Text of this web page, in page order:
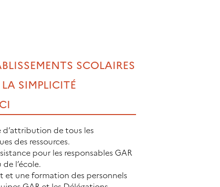
SCOLAIRES
SIMPLICITÉ
de tous les
des ressources.
pour les responsables GAR
l’école.
et une formation des personnels